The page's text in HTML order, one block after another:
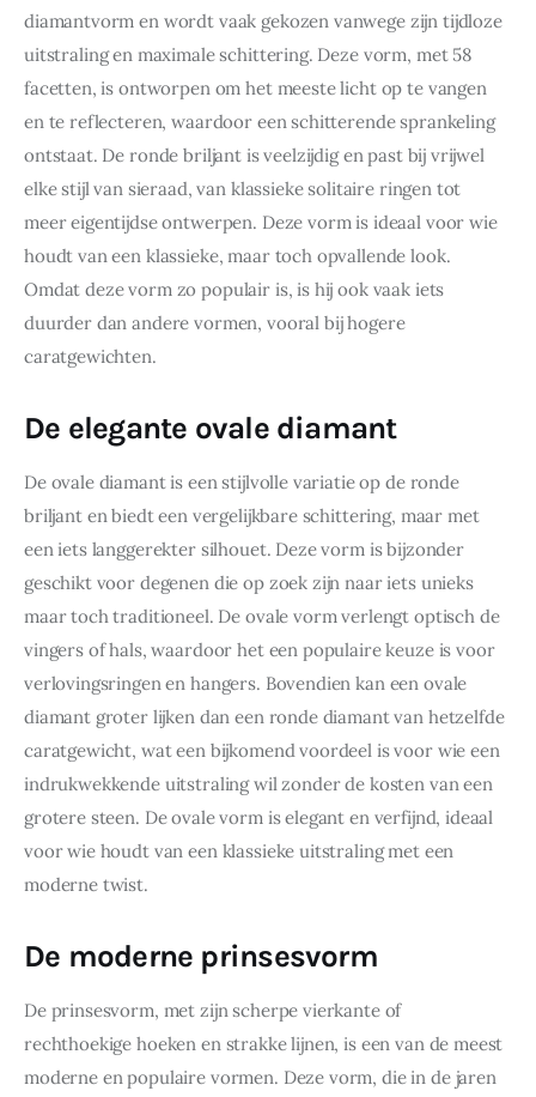
diamantvorm en wordt vaak gekozen vanwege zijn tijdloze
uitstraling en maximale schittering. Deze vorm, met 58
facetten, is ontworpen om het meeste licht op te vangen
en te reflecteren, waardoor een schitterende sprankeling
ontstaat. De ronde briljant is veelzijdig en past bij vrijwel
elke stijl van sieraad, van klassieke solitaire ringen tot
meer eigentijdse ontwerpen. Deze vorm is ideaal voor wie
houdt van een klassieke, maar toch opvallende look.
Omdat deze vorm zo populair is, is hij ook vaak iets
duurder dan andere vormen, vooral bij hogere
caratgewichten.
De elegante ovale diamant
De ovale diamant is een stijlvolle variatie op de ronde
briljant en biedt een vergelijkbare schittering, maar met
een iets langgerekter silhouet. Deze vorm is bijzonder
geschikt voor degenen die op zoek zijn naar iets unieks
maar toch traditioneel. De ovale vorm verlengt optisch de
vingers of hals, waardoor het een populaire keuze is voor
verlovingsringen en hangers. Bovendien kan een ovale
diamant groter lijken dan een ronde diamant van hetzelfde
caratgewicht, wat een bijkomend voordeel is voor wie een
indrukwekkende uitstraling wil zonder de kosten van een
grotere steen. De ovale vorm is elegant en verfijnd, ideaal
voor wie houdt van een klassieke uitstraling met een
moderne twist.
De moderne prinsesvorm
De prinsesvorm, met zijn scherpe vierkante of
rechthoekige hoeken en strakke lijnen, is een van de meest
moderne en populaire vormen. Deze vorm, die in de jaren